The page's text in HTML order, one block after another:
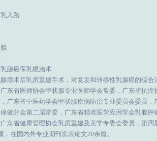
入路
腺癌保乳根治术
癌术后乳房重建手术，对复发和转移性乳腺癌的综合
东省医师协会甲状腺专业医师学会常委，广东省抗
广东省中医药学会甲状腺疾病防治专业委员会委员
健分会第二届常委，广东省精准医学应用学会乳腺
东省健康管理协会乳房重建及美学专委会委员，第
，在国内外专业期刊发表论文20余篇。